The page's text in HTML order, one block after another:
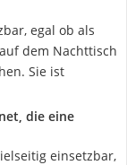
egal ob als
dem Nachttisch
Sie ist
die eine
einsetzbar,